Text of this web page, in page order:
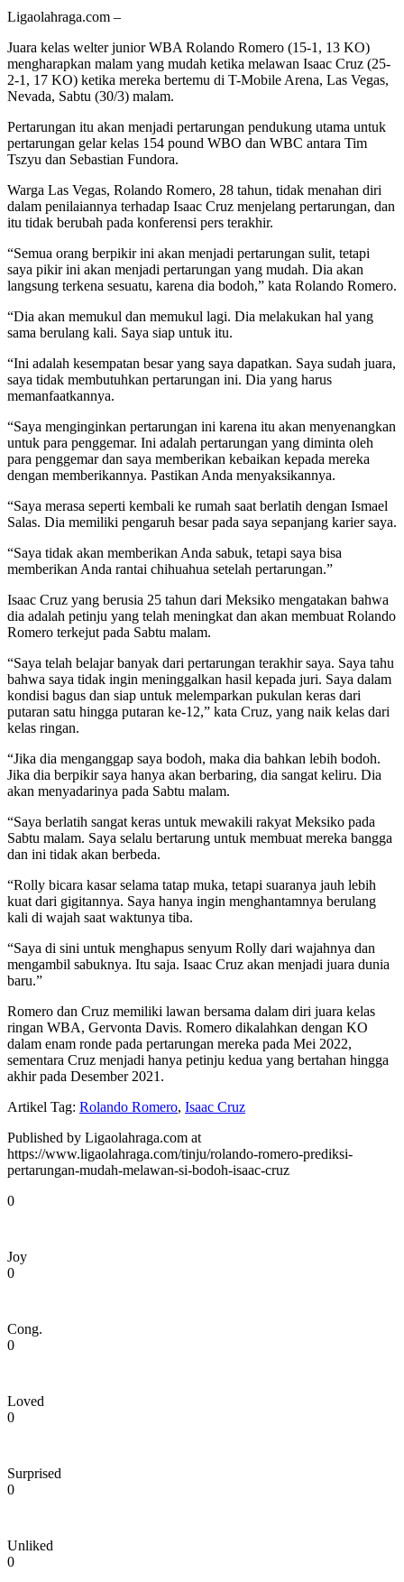
Ligaolahraga.com –
Juara kelas welter junior WBA Rolando Romero (15-1, 13 KO)
mengharapkan malam yang mudah ketika melawan Isaac Cruz (25-
2-1, 17 KO) ketika mereka bertemu di T-Mobile Arena, Las Vegas,
Nevada, Sabtu (30/3) malam.
Pertarungan itu akan menjadi pertarungan pendukung utama untuk
pertarungan gelar kelas 154 pound WBO dan WBC antara Tim
Tszyu dan Sebastian Fundora.
Warga Las Vegas, Rolando Romero, 28 tahun, tidak menahan diri
dalam penilaiannya terhadap Isaac Cruz menjelang pertarungan, dan
itu tidak berubah pada konferensi pers terakhir.
“Semua orang berpikir ini akan menjadi pertarungan sulit, tetapi
saya pikir ini akan menjadi pertarungan yang mudah. Dia akan
langsung terkena sesuatu, karena dia bodoh,” kata Rolando Romero.
“Dia akan memukul dan memukul lagi. Dia melakukan hal yang
sama berulang kali. Saya siap untuk itu.
“Ini adalah kesempatan besar yang saya dapatkan. Saya sudah juara,
saya tidak membutuhkan pertarungan ini. Dia yang harus
memanfaatkannya.
“Saya menginginkan pertarungan ini karena itu akan menyenangkan
untuk para penggemar. Ini adalah pertarungan yang diminta oleh
para penggemar dan saya memberikan kebaikan kepada mereka
dengan memberikannya. Pastikan Anda menyaksikannya.
“Saya merasa seperti kembali ke rumah saat berlatih dengan Ismael
Salas. Dia memiliki pengaruh besar pada saya sepanjang karier saya.
“Saya tidak akan memberikan Anda sabuk, tetapi saya bisa
memberikan Anda rantai chihuahua setelah pertarungan.”
Isaac Cruz yang berusia 25 tahun dari Meksiko mengatakan bahwa
dia adalah petinju yang telah meningkat dan akan membuat Rolando
Romero terkejut pada Sabtu malam.
“Saya telah belajar banyak dari pertarungan terakhir saya. Saya tahu
bahwa saya tidak ingin meninggalkan hasil kepada juri. Saya dalam
kondisi bagus dan siap untuk melemparkan pukulan keras dari
putaran satu hingga putaran ke-12,” kata Cruz, yang naik kelas dari
kelas ringan.
“Jika dia menganggap saya bodoh, maka dia bahkan lebih bodoh.
Jika dia berpikir saya hanya akan berbaring, dia sangat keliru. Dia
akan menyadarinya pada Sabtu malam.
“Saya berlatih sangat keras untuk mewakili rakyat Meksiko pada
Sabtu malam. Saya selalu bertarung untuk membuat mereka bangga
dan ini tidak akan berbeda.
“Rolly bicara kasar selama tatap muka, tetapi suaranya jauh lebih
kuat dari gigitannya. Saya hanya ingin menghantamnya berulang
kali di wajah saat waktunya tiba.
“Saya di sini untuk menghapus senyum Rolly dari wajahnya dan
mengambil sabuknya. Itu saja. Isaac Cruz akan menjadi juara dunia
baru.”
Romero dan Cruz memiliki lawan bersama dalam diri juara kelas
ringan WBA, Gervonta Davis. Romero dikalahkan dengan KO
dalam enam ronde pada pertarungan mereka pada Mei 2022,
sementara Cruz menjadi hanya petinju kedua yang bertahan hingga
akhir pada Desember 2021.
Artikel Tag: Rolando Romero, Isaac Cruz
Published by Ligaolahraga.com at
https://www.ligaolahraga.com/tinju/rolando-romero-prediksi-
pertarungan-mudah-melawan-si-bodoh-isaac-cruz
0
Joy
0
Cong.
0
Loved
0
Surprised
0
Unliked
0